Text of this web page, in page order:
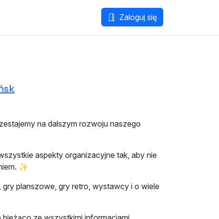
Zaloguj się
na dalszym rozwoju naszego
aspekty organizacyjne tak, aby nie
✨
planszowe, gry retro, wystawcy i o wiele